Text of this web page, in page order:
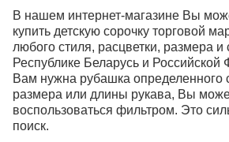
В нашем интернет-магазине Вы
купить детскую сорочку торговой
любого стиля, расцветки, размера и
Республике Беларусь и Российской
Вам нужна рубашка определенного
размера или длины рукава, Вы
воспользоваться фильтром. Это
поиск.